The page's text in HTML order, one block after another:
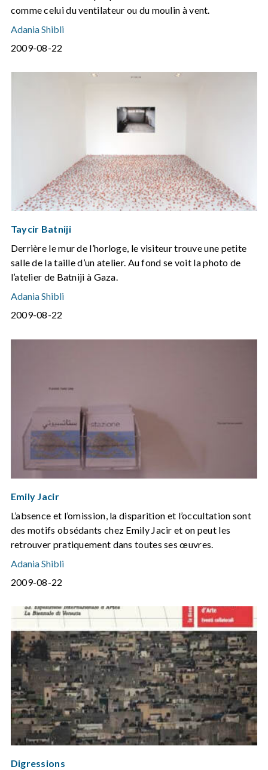
comme celui du ventilateur ou du moulin à vent.
Adania Shibli
2009-08-22
Taycir Batniji
Derrière le mur de l’horloge, le visiteur trouve une petite
salle de la taille d’un atelier. Au fond se voit la photo de
l’atelier de Batniji à Gaza.
Adania Shibli
2009-08-22
Emily Jacir
L’absence et l’omission, la disparition et l’occultation sont
des motifs obsédants chez Emily Jacir et on peut les
retrouver pratiquement dans toutes ses œuvres.
Adania Shibli
2009-08-22
Digressions